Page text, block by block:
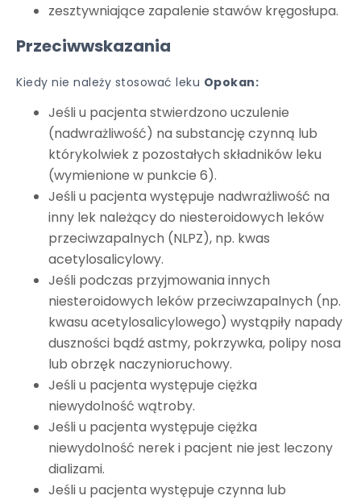
zesztywniające zapalenie stawów kręgosłupa.
Przeciwwskazania
Kiedy nie należy stosować leku Opokan:
Jeśli u pacjenta stwierdzono uczulenie
(nadwrażliwość) na substancję czynną lub
którykolwiek z pozostałych składników leku
(wymienione w punkcie 6).
Jeśli u pacjenta występuje nadwrażliwość na
inny lek należący do niesteroidowych leków
przeciwzapalnych (NLPZ), np. kwas
acetylosalicylowy.
Jeśli podczas przyjmowania innych
niesteroidowych leków przeciwzapalnych (np.
kwasu acetylosalicylowego) wystąpiły napady
duszności bądź astmy, pokrzywka, polipy nosa
lub obrzęk naczynioruchowy.
Jeśli u pacjenta występuje ciężka
niewydolność wątroby.
Jeśli u pacjenta występuje ciężka
niewydolność nerek i pacjent nie jest leczony
dializami.
Jeśli u pacjenta występuje czynna lub